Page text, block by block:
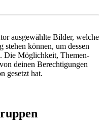
ausgewählte Bilder, welche
können, um dessen
Die Möglichkeit, Themen-
deinen Berechtigungen
gesetzt hat.